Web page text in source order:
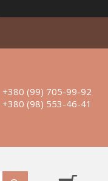
+380 (99) 705-99-92
+380 (98) 553-46-41